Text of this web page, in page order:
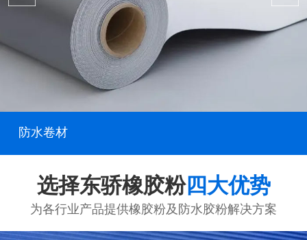
防水卷材
选择东骄橡胶粉四大优势
为各行业产品提供橡胶粉及防水胶粉解决方案